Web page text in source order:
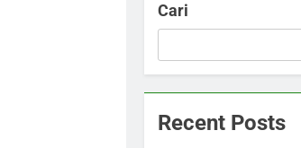
Cari
Recent Posts